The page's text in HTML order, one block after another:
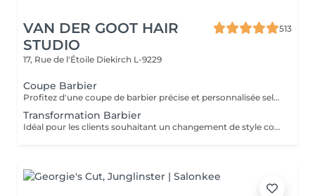
VAN DER GOOT HAIR
STUDIO
513
17, Rue de l'Étoile Diekirch L-9229
Coupe Barbier
Profitez d'une coupe de barbier précise et personnalisée selon votre style. Des dégradés nets aux coupes classiques, chaque détail est travaillé avec précision pour un résultat propre et élégant. La coupe est finalisée par un styling professionnel afin de garantir une coiffure nette et facile à entretenir.
Transformation Barbier
Idéal pour les clients souhaitant un changement de style complet, notamment lors du passage de cheveux longs à une coupe plus courte et structurée. Votre barbier prendra le temps de vous conseiller afin de créer une coupe adaptée à votre visage et vous guidera sur la manière de coiffer et d'entretenir votre nouveau look au quotidien.